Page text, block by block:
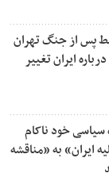
پس از جنگ تهران
ایران تغییر
خود ناکام
ایران» به «مناقشه